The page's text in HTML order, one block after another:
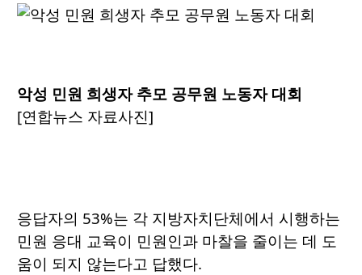
악성 민원 희생자 추모 공무원 노동자 대회
[연합뉴스 자료사진]
응답자의 53%는 각 지방자치단체에서 시행하는
민원 응대 교육이 민원인과 마찰을 줄이는 데 도
움이 되지 않는다고 답했다.